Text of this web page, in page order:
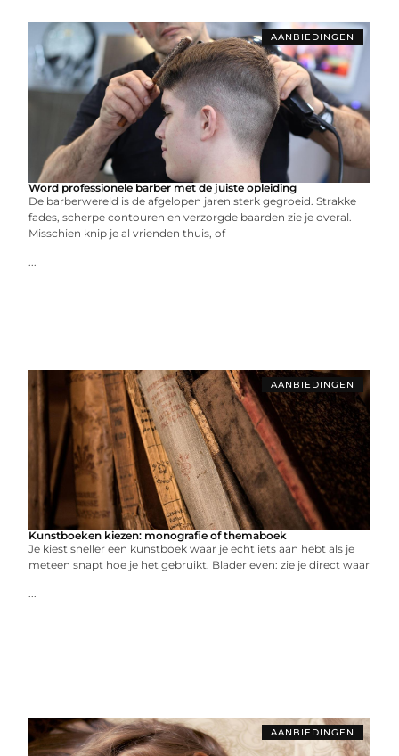
AANBIEDINGEN
Word professionele barber met de juiste opleiding
De barberwereld is de afgelopen jaren sterk gegroeid. Strakke
fades, scherpe contouren en verzorgde baarden zie je overal.
Misschien knip je al vrienden thuis, of
...
AANBIEDINGEN
Kunstboeken kiezen: monografie of themaboek
Je kiest sneller een kunstboek waar je echt iets aan hebt als je
meteen snapt hoe je het gebruikt. Blader even: zie je direct waar
...
AANBIEDINGEN